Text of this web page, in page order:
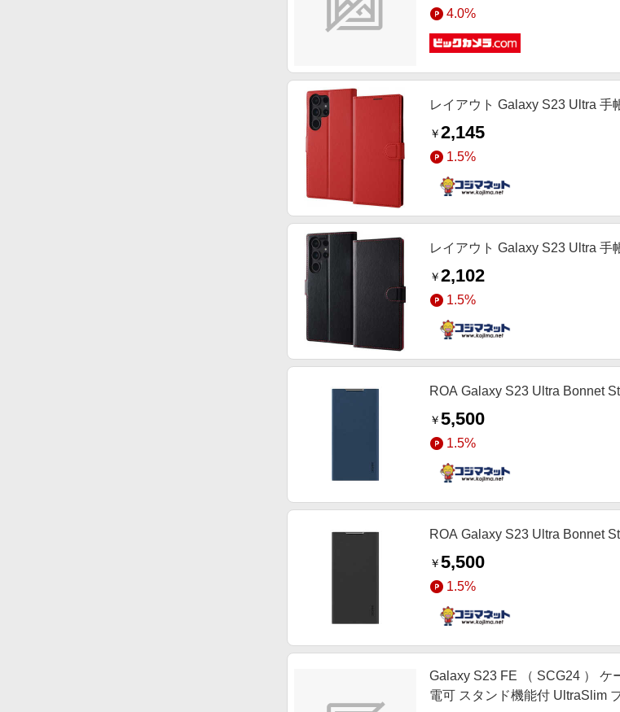
4.0%
レイアウト Galaxy S23 Ultra
￥2,145
1.5%
レイアウト Galaxy S23 Ultra
￥2,102
1.5%
ROA Galaxy S23 Ultra Bonnet
￥5,500
1.5%
ROA Galaxy S23 Ultra Bonnet
￥5,500
1.5%
Galaxy S23 FE （ SCG24 ） ケ
電可 スタンド機能付 UltraSlim